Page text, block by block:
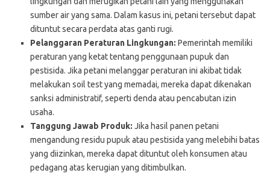
sumber air yang sama. Dalam kasus ini, petani tersebut dapat
dituntut secara perdata atas ganti rugi.
Pelanggaran Peraturan Lingkungan: Pemerintah memiliki
peraturan yang ketat tentang penggunaan pupuk dan
pestisida. Jika petani melanggar peraturan ini akibat tidak
melakukan soil test yang memadai, mereka dapat dikenakan
sanksi administratif, seperti denda atau pencabutan izin
usaha.
Tanggung Jawab Produk: Jika hasil panen petani
mengandung residu pupuk atau pestisida yang melebihi batas
yang diizinkan, mereka dapat dituntut oleh konsumen atau
pedagang atas kerugian yang ditimbulkan.